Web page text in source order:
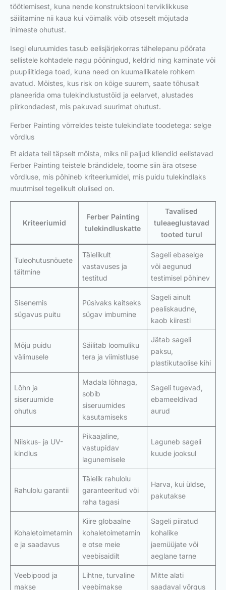
töötlemisest, kuna nende konstruktsiooni terviklikkuse
säilitamine nii kaua kui võimalik võib otseselt mõjutada
inimeste ohutust.
Isegi eluruumides tasub eelisjärjekorras tähelepanu pöörata
sellistele kohtadele nagu pööningud, keldrid ning kaminate või
puupliitidega toad, kuna need on kuumallikatele rohkem
avatud. Mõistes, kus risk on kõige suurem, saate tõhusalt
planeerida oma tulekindlustustöid ja eelarvet, alustades
piirkondadest, mis pakuvad suurimat ohutust.
Ferber Painting võrreldes teiste tulekindlate toodetega: selge
võrdlus
Et aidata teil täpselt mõista, miks nii paljud kliendid eelistavad
Ferber Painting teistele brändidele, toome siin ära otsese
võrdluse, mis põhineb kriteeriumidel, mis puidu tulekindlaks
muutmisel tegelikult olulised on.
Kriteeriumid
Ferber Painting
tulekindluskatte
Tavalised
tuleaeglustavad
tooted turul
Tuleohutusnõuete
täitmine
Täielikult
vastavuses ja
testitud
Sageli ebaselge
või aegunud
testimisel põhinev
Sisenemis
sügavus puitu
Püsivaks kaitseks
sügav imbumine
Sageli ainult
pealiskaudne,
kaob kiiresti
Mõju puidu
välimusele
Säilitab loomuliku
tera ja viimistluse
Jätab sageli
paksu,
plastikutaolise kihi
Lõhn ja
siseruumide
ohutus
Madala lõhnaga,
sobib
siseruumides
kasutamiseks
Sageli tugevad,
ebameeldivad
aurud
Niiskus- ja UV-
kindlus
Pikaajaline,
vastupidav
lagunemisele
Laguneb sageli
kuude jooksul
Rahulolu garantii
Täielik rahulolu
garanteeritud või
raha tagasi
Harva, kui üldse,
pakutakse
Kohaletoimetamin
e ja saadavus
Kiire globaalne
kohaletoimetamin
e otse meie
veebisaidilt
Sageli piiratud
kohalike
jaemüüjate või
aeglane tarne
Veebipood ja
makse
Lihtne, turvaline
veebimakse
Mitte alati
saadaval võrgus